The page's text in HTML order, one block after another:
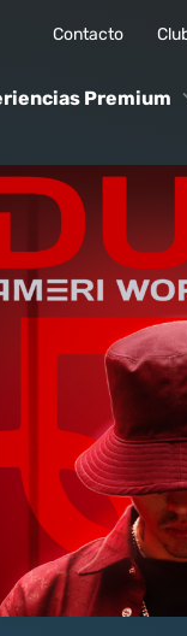
Contacto
Premium